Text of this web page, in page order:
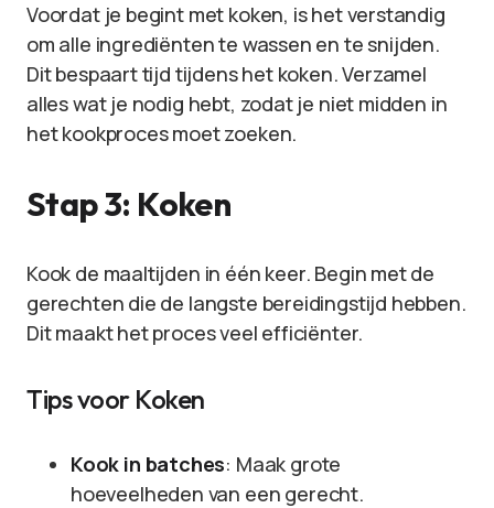
Voordat je begint met koken, is het verstandig
om alle ingrediënten te wassen en te snijden.
Dit bespaart tijd tijdens het koken. Verzamel
alles wat je nodig hebt, zodat je niet midden in
het kookproces moet zoeken.
Stap 3: Koken
Kook de maaltijden in één keer. Begin met de
gerechten die de langste bereidingstijd hebben.
Dit maakt het proces veel efficiënter.
Tips voor Koken
Kook in batches: Maak grote
hoeveelheden van een gerecht.